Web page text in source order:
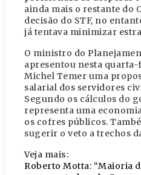
ainda mais o restante do
decisão do STF, no
já tentava minimizar
O ministro do
apresentou nesta
Michel Temer uma
salarial dos servidores
Segundo os cálculos do
representa uma
os cofres públicos.
sugerir o veto a trechos
Veja mais:
Roberto Motta: “Maioria